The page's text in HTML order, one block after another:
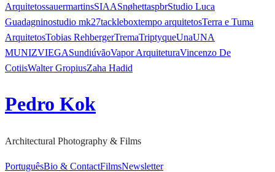
ArquitetossauermartinsSIAASnøhettaspbrStudio Luca
Guadagninostudio mk27tackleboxtempo arquitetosTerra e Tuma
ArquitetosTobias RehbergerTremaTriptyqueUnaUNA
MUNIZVIEGASundiúvãoVapor ArquiteturaVincenzo De
CotiisWalter GropiusZaha Hadid
Pedro Kok
Architectural Photography & Films
PortuguêsBio & ContactFilmsNewsletter